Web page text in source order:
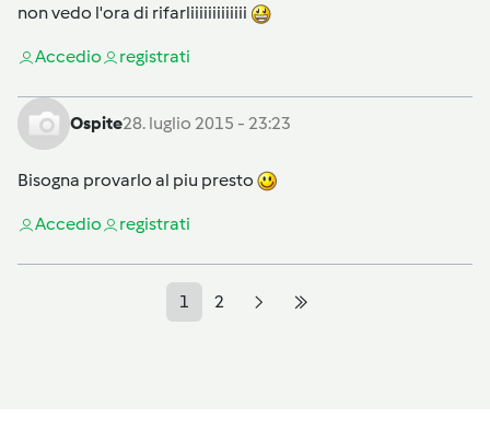
non vedo l'ora di rifarliiiiiiiiiiiii
Accedio registrati
Ospite28. luglio 2015 - 23:23
Bisogna provarlo al piu presto
Accedio registrati
1 2